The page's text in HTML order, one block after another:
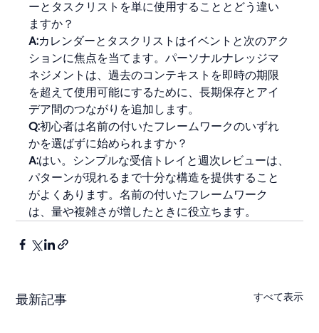
ーとタスクリストを単に使用することとどう違い
ますか？
A:カレンダーとタスクリストはイベントと次のアク
ションに焦点を当てます。パーソナルナレッジマ
ネジメントは、過去のコンテキストを即時の期限
を超えて使用可能にするために、長期保存とアイ
デア間のつながりを追加します。
Q:初心者は名前の付いたフレームワークのいずれ
かを選ばずに始められますか？
A:はい。シンプルな受信トレイと週次レビューは、
パターンが現れるまで十分な構造を提供すること
がよくあります。名前の付いたフレームワーク
は、量や複雑さが増したときに役立ちます。
最新記事 すべて表示